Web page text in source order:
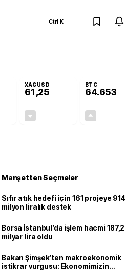
Ctrl K
XAGUSD
61,25
BTC
64.653
Manşetten Seçmeler
Sıfır atık hedefi için 161 projeye 914
milyon liralık destek
Borsa İstanbul’da işlem hacmi 187,2
milyar lira oldu
Bakan Şimşek’ten makroekonomik
istikrar vurgusu: Ekonomimizin